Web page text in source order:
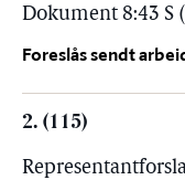
Dokument 8:43 S
Foreslås sendt
2. (115)